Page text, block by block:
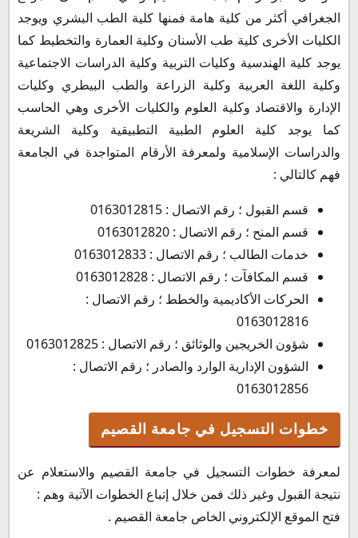
الجغرافي أكثر من كلية هامة فمنها كلية الطب البشري ويوجد
الكليات الأخرى كلية طب الأسنان وكلية العمارة والتخطيط كما
يوجد كلية الهندسية وكليات التربية وكلية الدراسات الاجتماعية
وكلية اللغة العربية وكلية الزراعة والطب البيطري وكليات
الإدارة والاقتصاد وكلية العلوم والكليات الأخرى وهي الحاسب
كما يوجد كلية العلوم الطبية التطبيقية وكلية الشريعة
والدراسات الإسلامية ولمعرفة الأرقام المتواجدة في الجامعة
فهم كالتالي :
قسم القبول ؛ رقم الاتصال : 0163012815
قسم المنح ؛ رقم الاتصال : 0163012820
خدمات الطالب ؛ رقم الاتصال : 0163012833
قسم المكافآت ؛ رقم الاتصال : 0163012828
الحركات الأكاديمية والخطط ؛ رقم الاتصال :
0163012816
شؤون الخريجين والوثائق ؛ رقم الاتصال : 0163012825
الشؤون الإدارية الوارد والصادر ؛ رقم الاتصال :
0163012856
خطوات التسجيل في جامعة القصيم
لمعرفة خطوات التسجيل في جامعة القصيم والاستعلام عن
نتيجة القبول وغير ذلك فمن خلال إتباع الخطوات الآتية وهم :
فتح الموقع الإلكتروني الخاص جامعة القصيم .